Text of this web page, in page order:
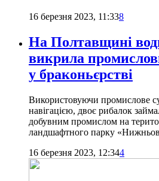
16 березня 2023, 11:338
На Полтавщині
викрила
у браконьєрстві
Використовуючи промислове
навігацією, двоє рибалок
добувним промислом на
ландшафтного парку
16 березня 2023, 12:344